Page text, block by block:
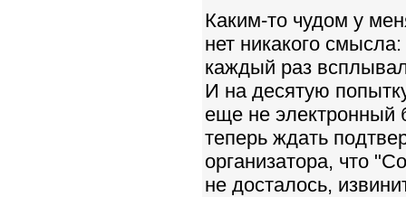
Каким-то чудом у
нет никакого
каждый раз
И на десятую
еще не электронный
теперь ждать
организатора, что
не досталось,